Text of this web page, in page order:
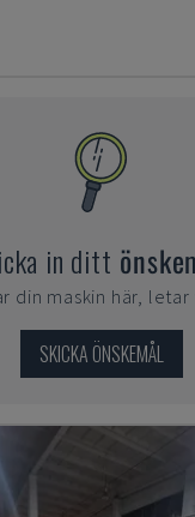
in ditt
din maskin här,
SKICKA ÖNSKEMÅL